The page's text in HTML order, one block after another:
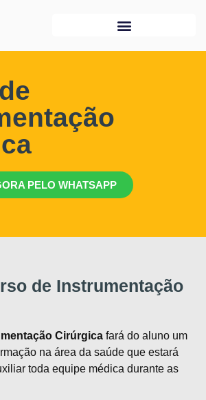
PELO WHATSAPP
de Instrumentação
Cirúrgica fará do aluno um
na área da saúde que estará
toda equipe médica durante as